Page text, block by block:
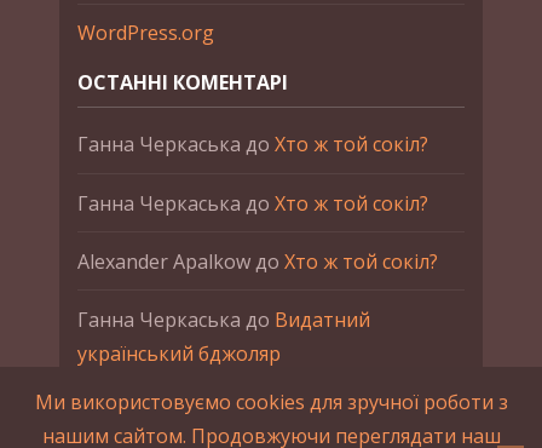
WordPress.org
ОСТАННІ КОМЕНТАРІ
Ганна Черкаська до Хто ж той сокіл?
Ганна Черкаська до Хто ж той сокіл?
Alexander Apalkowдо Хто ж той сокіл?
Ганна Черкаська до Видатний
український бджоляр
Ганна ЧеркаськадоПетро Франко
Ми використовуємо cookies для зручної роботи з
нашим сайтом. Продовжуючи переглядати наш